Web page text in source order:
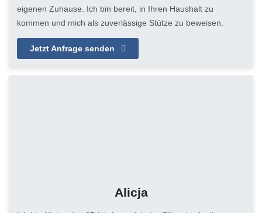
eigenen Zuhause. Ich bin bereit, in Ihren Haushalt zu
kommen und mich als zuverlässige Stütze zu beweisen.
Jetzt Anfrage senden
Alicja